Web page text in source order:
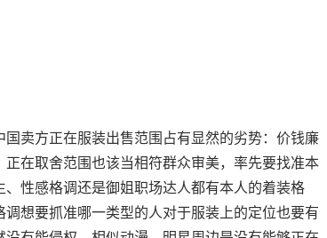
卖方正在服装出售范围占有显然的劣势：价钱廉
在取舍范围也该当相符群众审美，率先要找准本
性感格调还是御姐职场达人都有本人的着装格
想要抓准哪一类型的人对于服装上的定位也要有